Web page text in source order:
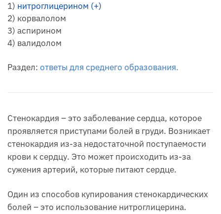
1) нитроглицерином (+)
2) корвалолом
3) аспирином
4) валидолом
Раздел: ответы для среднего образования.
Стенокардия – это заболевание сердца, которое
проявляется приступами болей в груди. Возникает
стенокардия из-за недостаточной поступаемости
крови к сердцу. Это может происходить из-за
сужения артерий, которые питают сердце.
Один из способов купирования стенокардических
болей – это использование нитроглицерина.